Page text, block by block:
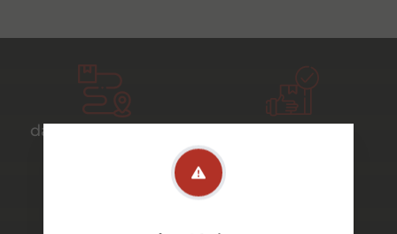
darmowa dostawa